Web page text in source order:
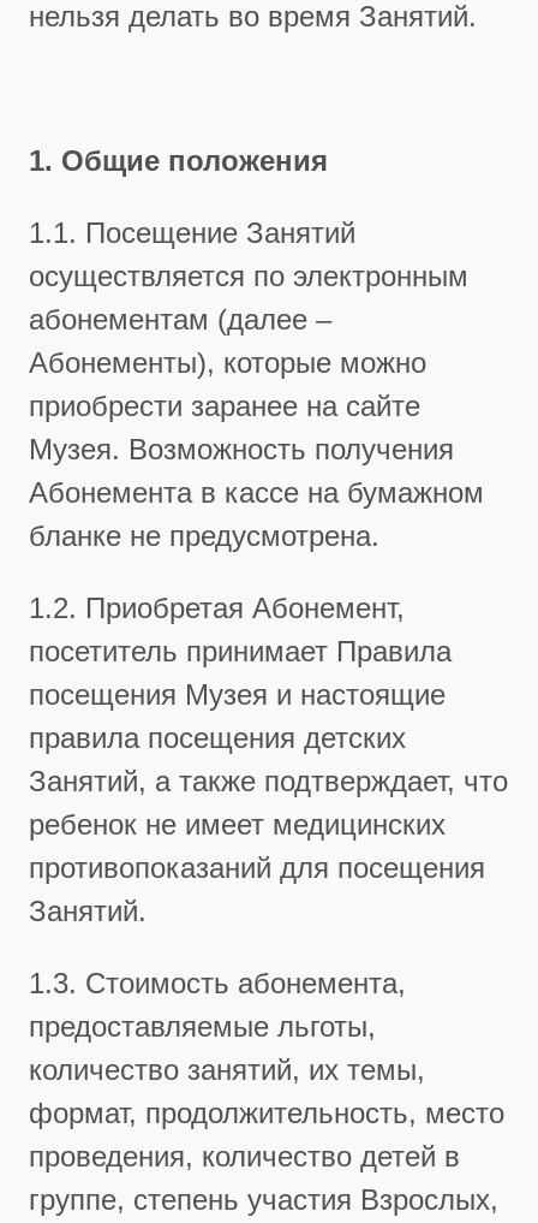
нельзя делать во время Занятий.
1. Общие положения
1.1. Посещение Занятий
осуществляется по электронным
абонементам (далее –
Абонементы), которые можно
приобрести заранее на сайте
Музея. Возможность получения
Абонемента в кассе на бумажном
бланке не предусмотрена.
1.2. Приобретая Абонемент,
посетитель принимает Правила
посещения Музея и настоящие
правила посещения детских
Занятий, а также подтверждает, что
ребенок не имеет медицинских
противопоказаний для посещения
Занятий.
1.3. Стоимость абонемента,
предоставляемые льготы,
количество занятий, их темы,
формат, продолжительность, место
проведения, количество детей в
группе, степень участия Взрослых,